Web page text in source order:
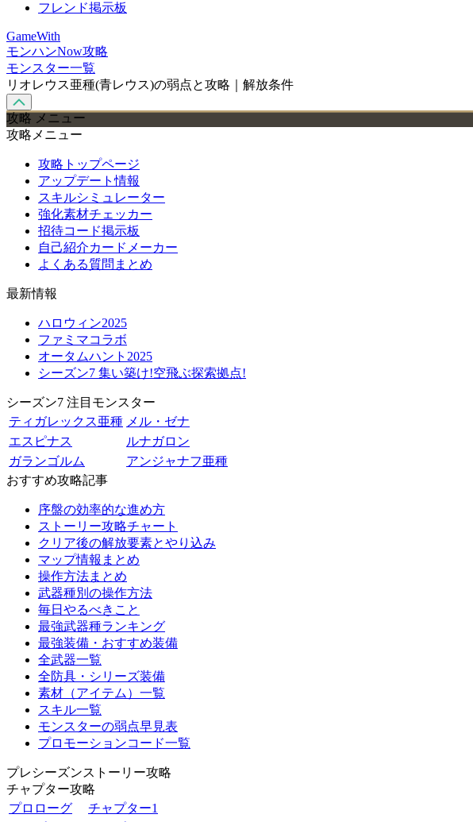
フレンド掲示板
GameWith
モンハンNow攻略
モンスター一覧
リオレウス亜種(青レウス)の弱点と攻略｜解放条件
攻略 メニュー
攻略メニュー
攻略トップページ
アップデート情報
スキルシミュレーター
強化素材チェッカー
招待コード掲示板
自己紹介カードメーカー
よくある質問まとめ
最新情報
ハロウィン2025
ファミマコラボ
オータムハント2025
シーズン7 集い築け!空飛ぶ探索拠点!
シーズン7 注目モンスター
ティガレックス亜種 メル・ゼナ
エスピナス
ルナガロン
ガランゴルム
アンジャナフ亜種
おすすめ攻略記事
序盤の効率的な進め方
ストーリー攻略チャート
クリア後の解放要素とやり込み
マップ情報まとめ
操作方法まとめ
武器種別の操作方法
毎日やるべきこと
最強武器種ランキング
最強装備・おすすめ装備
全武器一覧
全防具・シリーズ装備
素材（アイテム）一覧
スキル一覧
モンスターの弱点早見表
プロモーションコード一覧
プレシーズンストーリー攻略
チャプター攻略
プロローグ
チャプター1